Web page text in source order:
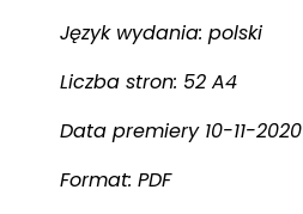
Język wydania: polski
Liczba stron: 52 A4
Data premiery 10-11-2020
Format: PDF